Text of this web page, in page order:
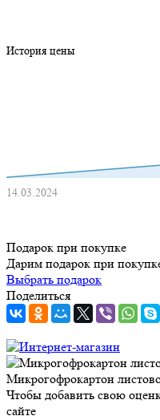
История цены
14.03.2024
Подарок при покупке
Дарим подарок при
Выбрать подарок
Поделиться
Микрогофрокартон
Чтобы добавить свою
сайте